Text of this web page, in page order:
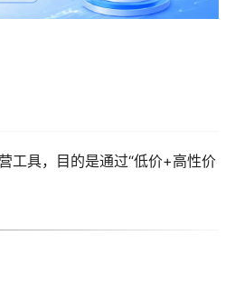
工具，目的是通过“低价+高性价